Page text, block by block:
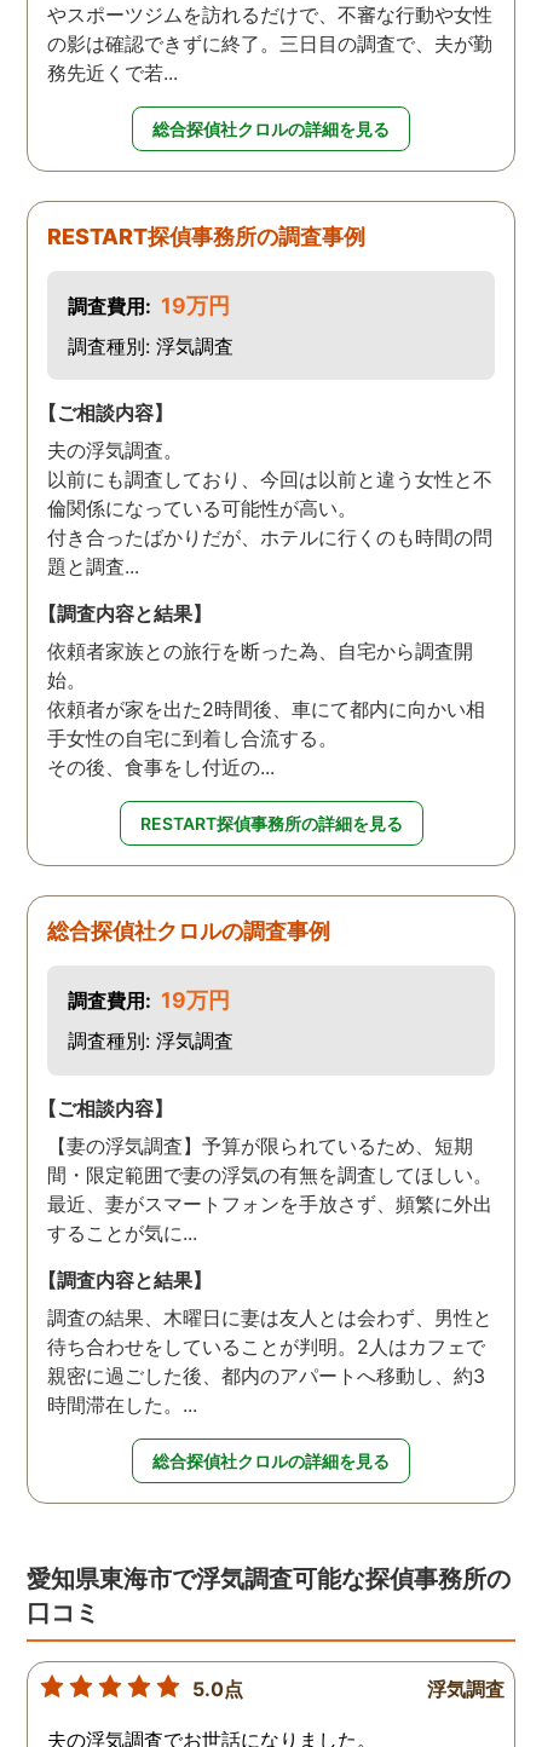
やスポーツジムを訪れるだけで、不審な行動や女性
の影は確認できずに終了。三日目の調査で、夫が勤
務先近くで若...
総合探偵社クロルの詳細を見る
RESTART探偵事務所の調査事例
調査費用: 19万円
調査種別: 浮気調査
【ご相談内容】
夫の浮気調査。
以前にも調査しており、今回は以前と違う女性と不
倫関係になっている可能性が高い。
付き合ったばかりだが、ホテルに行くのも時間の問
題と調査...
【調査内容と結果】
依頼者家族との旅行を断った為、自宅から調査開
始。
依頼者が家を出た2時間後、車にて都内に向かい相
手女性の自宅に到着し合流する。
その後、食事をし付近の...
RESTART探偵事務所の詳細を見る
総合探偵社クロルの調査事例
調査費用: 19万円
調査種別: 浮気調査
【ご相談内容】
【妻の浮気調査】予算が限られているため、短期
間・限定範囲で妻の浮気の有無を調査してほしい。
最近、妻がスマートフォンを手放さず、頻繁に外出
することが気に...
【調査内容と結果】
調査の結果、木曜日に妻は友人とは会わず、男性と
待ち合わせをしていることが判明。2人はカフェで
親密に過ごした後、都内のアパートへ移動し、約3
時間滞在した。...
総合探偵社クロルの詳細を見る
愛知県東海市で浮気調査可能な探偵事務所の
口コミ
5.0点 浮気調査
夫の浮気調査でお世話になりました。